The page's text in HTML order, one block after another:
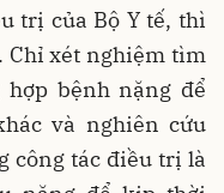
trị của Bộ Y tế, thì
Chỉ xét nghiệm tìm
bệnh nặng để
và nghiên cứu
công tác điều trị là